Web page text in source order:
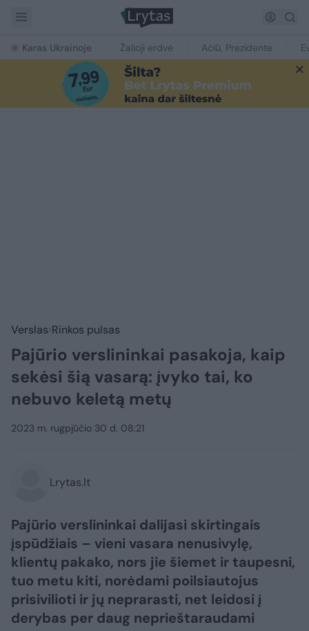
Karas Ukrainoje Žalioji erdvė Ačiū, Prezidente
Verslas Rinkos pulsas
Pajūrio verslininkai pasakoja, kaip
sekėsi šią vasarą: įvyko tai, ko
nebuvo keletą metų
2023 m. rugpjūčio 30 d. 08:21
Lrytas.lt
Pajūrio verslininkai dalijasi skirtingais
įspūdžiais – vieni vasara nenusivylę,
klientų pakako, nors jie šiemet ir taupesni,
tuo metu kiti, norėdami poilsiautojus
prisivilioti ir jų neprarasti, net leidosi į
derybas per daug neprieštaraudami